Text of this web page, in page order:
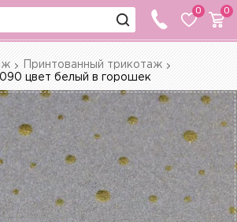
0 0
Принтованный трикотаж
цвет белый в горошек